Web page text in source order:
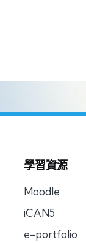
學習資源
Moodle
iCAN5
e-portfolio